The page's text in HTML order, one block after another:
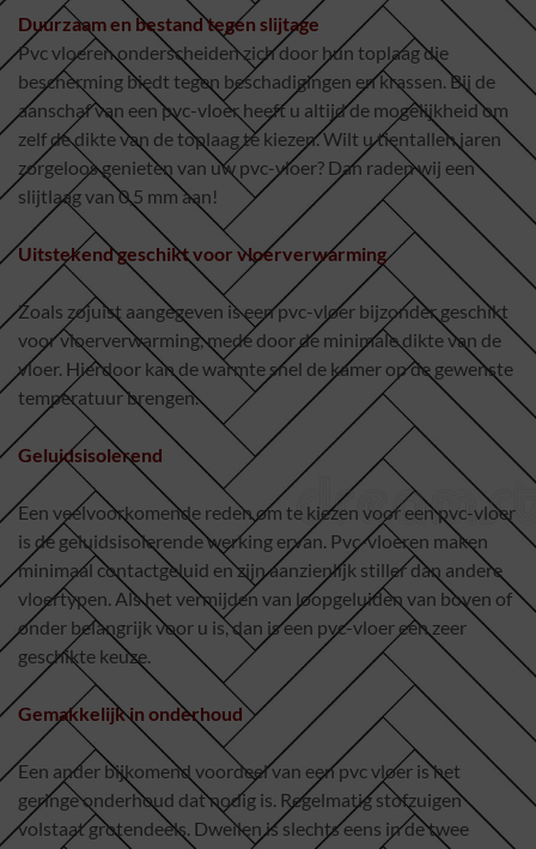
Duurzaam en bestand tegen slijtage
Pvc vloeren onderscheiden zich door hun toplaag die
bescherming biedt tegen beschadigingen en krassen. Bij de
aanschaf van een pvc-vloer heeft u altijd de mogelijkheid om
zelf de dikte van de toplaag te kiezen. Wilt u tientallen jaren
zorgeloos genieten van uw pvc-vloer? Dan raden wij een
slijtlaag van 0,5 mm aan!
Uitstekend geschikt voor vloerverwarming
Zoals zojuist aangegeven is een pvc-vloer bijzonder geschikt
voor vloerverwarming, mede door de minimale dikte van de
vloer. Hierdoor kan de warmte snel de kamer op de gewenste
temperatuur brengen.
Geluidsisolerend
Een veelvoorkomende reden om te kiezen voor een pvc-vloer
is de geluidsisolerende werking ervan. Pvc-vloeren maken
minimaal contactgeluid en zijn aanzienlijk stiller dan andere
vloertypen. Als het vermijden van loopgeluiden van boven of
onder belangrijk voor u is, dan is een pvc-vloer een zeer
geschikte keuze.
Gemakkelijk in onderhoud
Een ander bijkomend voordeel van een pvc vloer is het
geringe onderhoud dat nodig is. Regelmatig stofzuigen
volstaat grotendeels. Dweilen is slechts eens in de twee